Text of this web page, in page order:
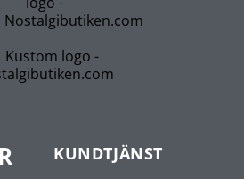
KUNDTJÄNST